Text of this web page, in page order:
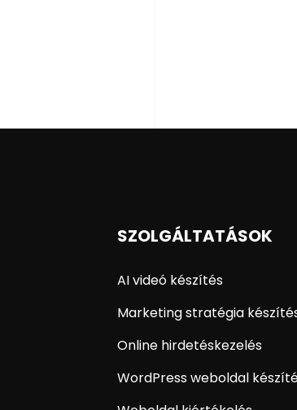
SZOLGÁLTATÁSOK
AI videó készítés
Marketing stratégia
Online hirdetéskezelés
WordPress weboldal